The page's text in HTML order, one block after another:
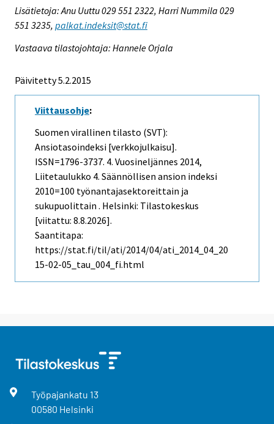
Lisätietoja: Anu Uuttu 029 551 2322, Harri Nummila 029
551 3235, palkat.indeksit@stat.fi
Vastaava tilastojohtaja: Hannele Orjala
Päivitetty 5.2.2015
Viittausohje:
Suomen virallinen tilasto (SVT):
Ansiotasoindeksi [verkkojulkaisu].
ISSN=1796-3737. 4. Vuosineljännes 2014,
Liitetaulukko 4. Säännöllisen ansion indeksi
2010=100 työnantajasektoreittain ja
sukupuolittain . Helsinki: Tilastokeskus
[viitattu: 8.8.2026].
Saantitapa:
https://stat.fi/til/ati/2014/04/ati_2014_04_20
15-02-05_tau_004_fi.html
Työpajankatu 13
00580 Helsinki